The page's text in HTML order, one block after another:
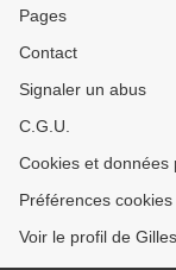
Pages
Contact
Signaler un abus
C.G.U.
Cookies et données
Préférences cookies
Voir le profil de